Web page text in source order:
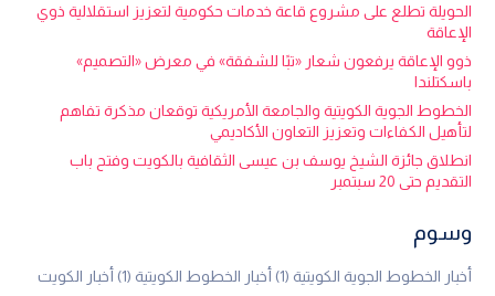
الحويلة تطلع على مشروع قاعة خدمات حكومية لتعزيز استقلالية ذوي
الإعاقة
ذوو الإعاقة يرفعون شعار «تبًا للشفقة» في معرض «التصميم»
باسكتلندا
الخطوط الجوية الكويتية والجامعة الأمريكية توقعان مذكرة تفاهم
لتأهيل الكفاءات وتعزيز التعاون الأكاديمي
انطلاق جائزة الشيخ يوسف بن عيسى الثقافية بالكويت وفتح باب
التقديم حتى 20 سبتمبر
وسوم
أخبار الخطوط الجوية الكويتية (1) أخبار الخطوط الكويتية (1)
أخبار الكويت